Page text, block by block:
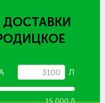
ДОСТАВКИ
Л